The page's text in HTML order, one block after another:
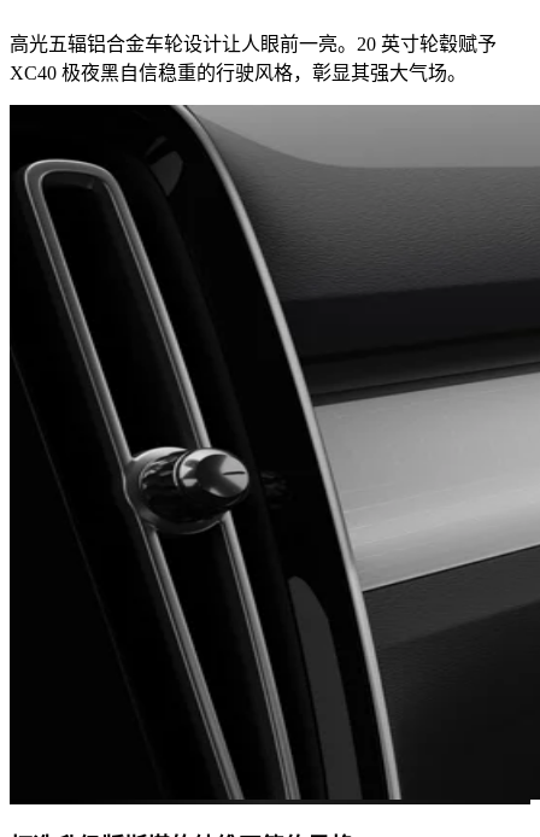
高光五辐铝合金车轮设计让人眼前一亮。20 英寸轮毂赋予
XC40 极夜黑自信稳重的行驶风格，彰显其强大气场。